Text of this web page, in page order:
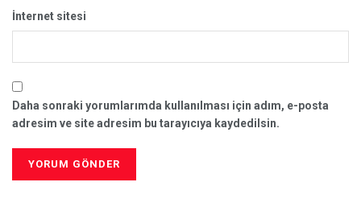
İnternet sitesi
Daha sonraki yorumlarımda kullanılması için adım, e-posta
adresim ve site adresim bu tarayıcıya kaydedilsin.